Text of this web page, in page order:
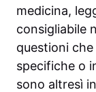
medicina,
consigliabile
questioni
specifiche o
sono altresì